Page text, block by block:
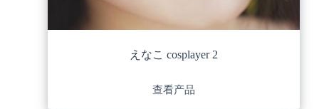
えなこ cosplayer 2
查看产品